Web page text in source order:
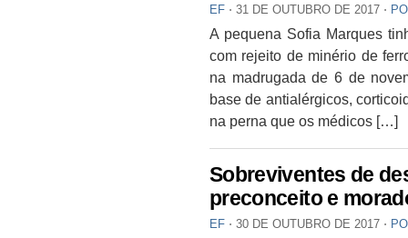
EF ⋅ 31 DE OUTUBRO DE 2017 ⋅
A pequena Sofia Marques
com rejeito de minério de
na madrugada de 6 de
base de antialérgicos,
na perna que os médicos […]
Sobreviventes de
preconceito e
EF ⋅ 30 DE OUTUBRO DE 2017 ⋅